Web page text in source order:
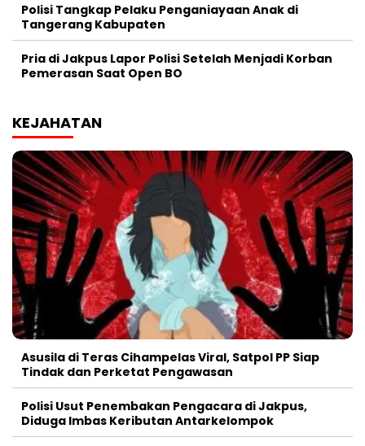
Polisi Tangkap Pelaku Penganiayaan Anak di
Tangerang Kabupaten
Pria di Jakpus Lapor Polisi Setelah Menjadi Korban
Pemerasan Saat Open BO
KEJAHATAN
Asusila di Teras Cihampelas Viral, Satpol PP Siap
Tindak dan Perketat Pengawasan
Polisi Usut Penembakan Pengacara di Jakpus,
Diduga Imbas Keributan Antarkelompok